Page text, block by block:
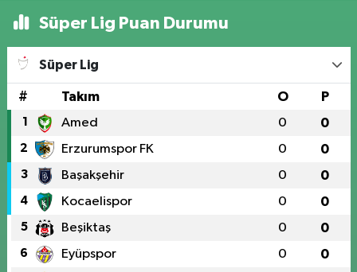
Süper Lig Puan Durumu
Süper Lig
# Takım O P
1 Amed 0 0
2 Erzurumspor FK 0 0
3 Başakşehir 0 0
4 Kocaelispor 0 0
5 Beşiktaş 0 0
6 Eyüpspor 0 0